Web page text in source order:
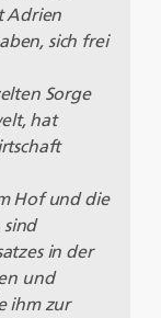
Adrien
sich frei
Sorge
hat
Hof und die
in der
und
ihm zur